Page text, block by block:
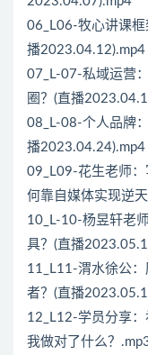
06_L06-牧心讲课框
播2023.04.12).mp4
07_L-07-私域运营
圈？(直播
08_L-08-个人品牌
播2023.04.24).mp4
09_L09-花生老师：
何靠自媒体实现逆
10_L-10-杨昱轩老
具？(直播
11_L11-渭水徐公
者？(直播
12_L12-学员分享：
我做对了什么？